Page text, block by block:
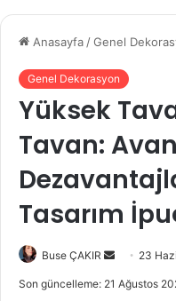
Anasayfa /Genel
Genel Dekorasyon
Yüksek
Tavan:
Tasarım
Buse ÇAKIR 23
Son güncelleme: 21 Ağustos